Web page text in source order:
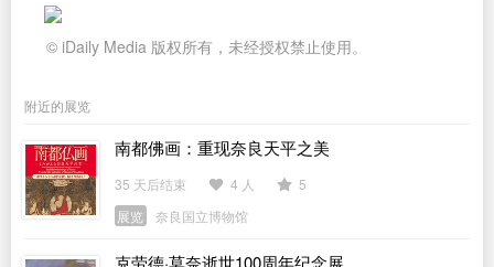
© iDaily Media 版权所有，未经授权禁止使用。
附近的展览
南都佛画：重现奈良天平之美
35 天后结束 4 人
5
展览
奈良国立博物馆
克劳德·莫奈逝世100周年纪念展